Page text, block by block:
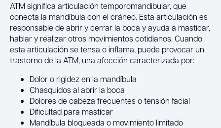
ATM significa articulación temporomandibular, que
conecta la mandíbula con el cráneo. Esta articulación es
responsable de abrir y cerrar la boca y ayuda a masticar,
hablar y realizar otros movimientos cotidianos. Cuando
esta articulación se tensa o inflama, puede provocar un
trastorno de la ATM, una afección caracterizada por:
Dolor o rigidez en la mandíbula
Chasquidos al abrir la boca
Dolores de cabeza frecuentes o tensión facial
Dificultad para masticar
Mandíbula bloqueada o movimiento limitado